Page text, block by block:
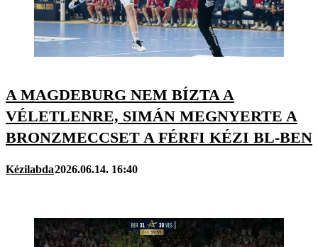
A MAGDEBURG NEM BÍZTA A
VÉLETLENRE, SIMÁN MEGNYERTE A
BRONZMECCSET A FÉRFI KÉZI BL-BEN
Kézilabda2026.06.14. 16:40